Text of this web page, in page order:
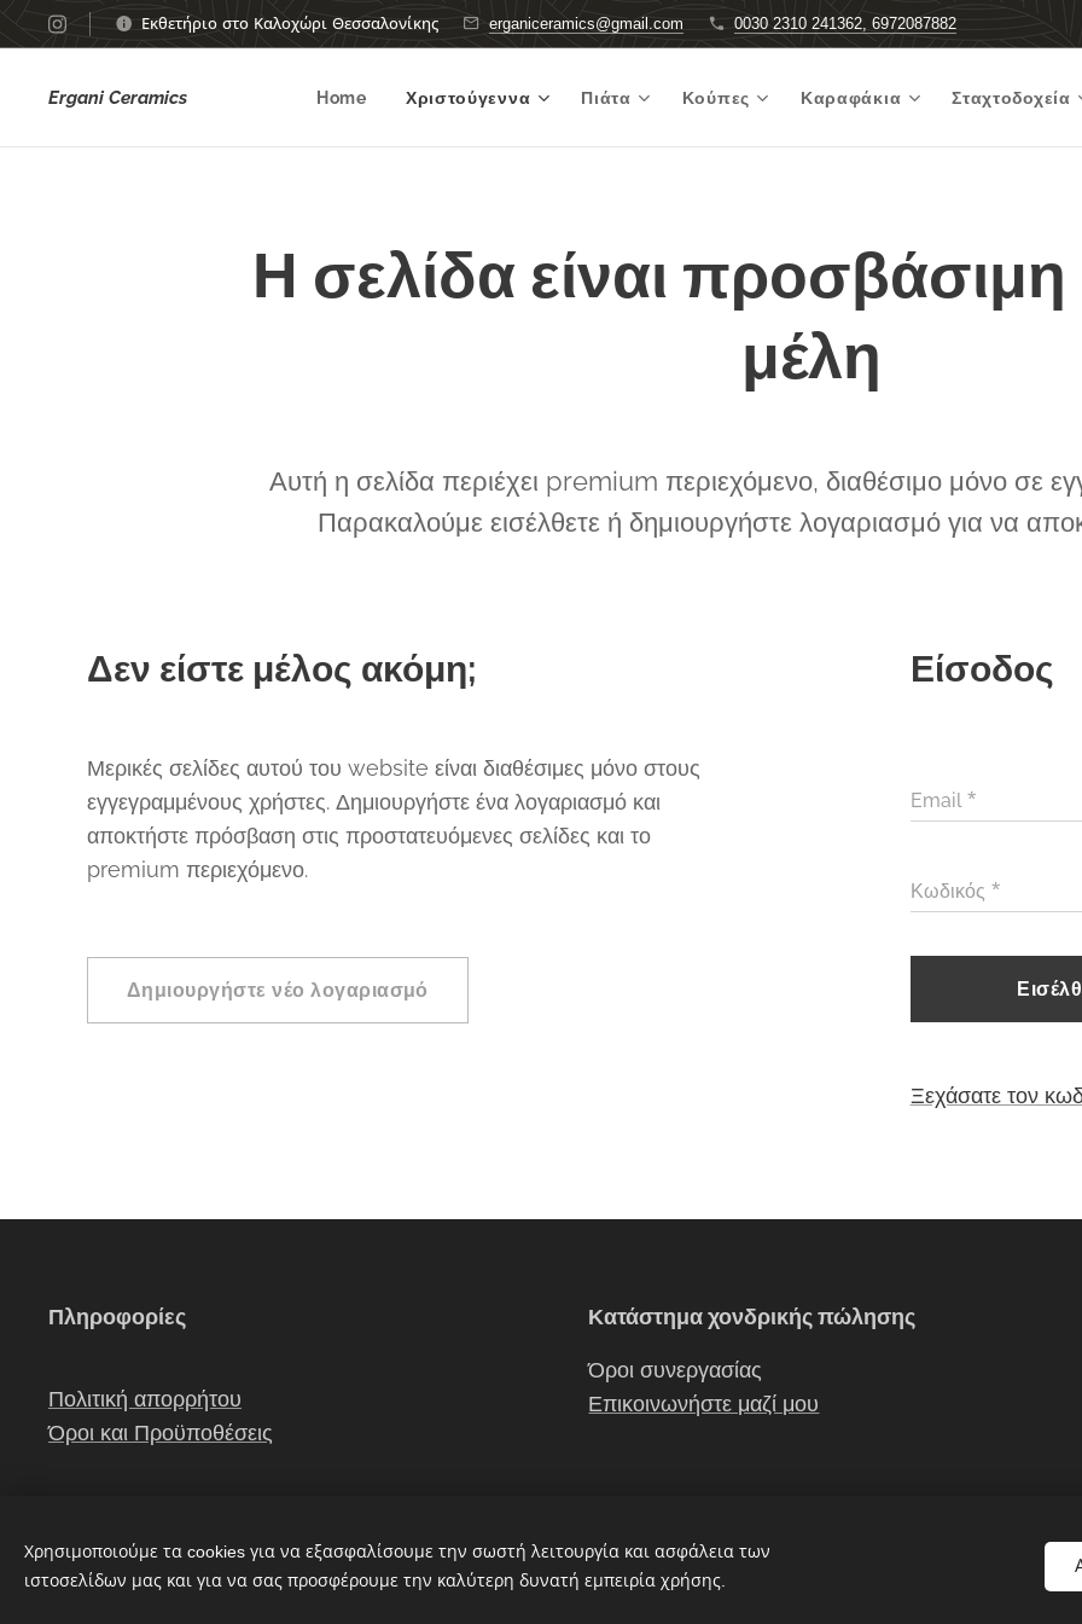
Εκθετήριο στο Καλοχώρι Θεσσαλονίκης erganiceramics@gmail.com 0030 2310 241362, 6972087882
Ergani Ceramics Home Χριστούγεννα Πιάτα Κούπες Καραφάκια Σταχτοδοχεία
Η σελίδα είναι
μέλη
Αυτή η σελίδα περιέχει premium περιεχόμενο, διαθέσιμο μόνο σε
Παρακαλούμε εισέλθετε ή δημιουργήστε λογαριασμό για να
Δεν είστε μέλος ακόμη;
Μερικές σελίδες αυτού του website είναι διαθέσιμες μόνο στους
εγγεγραμμένους χρήστες. Δημιουργήστε ένα λογαριασμό και
αποκτήστε πρόσβαση στις προστατευόμενες σελίδες και το
premium περιεχόμενο.
Δημιουργήστε νέο λογαριασμό
Είσοδος
Email
Κωδικός
Ξεχάσατε τον
Πληροφορίες
Πολιτική απορρήτου
Όροι και Προϋποθέσεις
Κατάστημα χονδρικής πώλησης
Όροι συνεργασίας
Επικοινωνήστε μαζί μου
Χρησιμοποιούμε τα cookies για να εξασφαλίσουμε την σωστή λειτουργία και ασφάλεια των
ιστοσελίδων μας και για να σας προσφέρουμε την καλύτερη δυνατή εμπειρία χρήσης.